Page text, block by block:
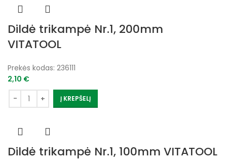
Dildė trikampė Nr.1, 200mm
VITATOOL
Prekės kodas: 236111
2,10 €
Į KREPŠELĮ
Dildė trikampė Nr.1, 100mm VITATOOL